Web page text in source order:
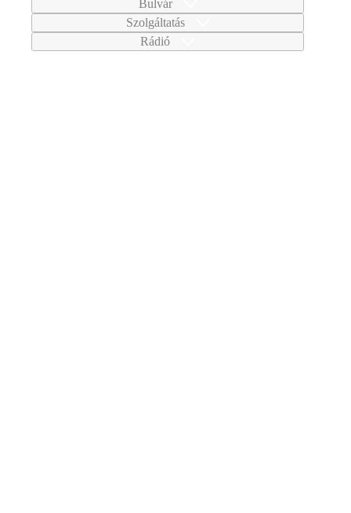
Bulvár
Szolgáltatás
Rádió